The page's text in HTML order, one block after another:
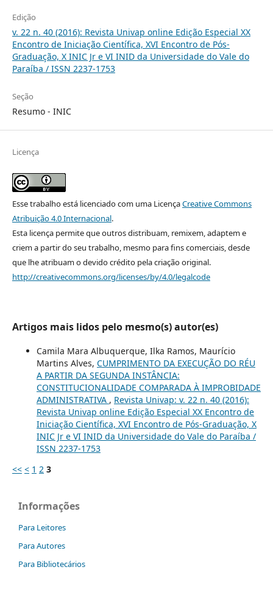
Edição
v. 22 n. 40 (2016): Revista Univap online Edição Especial XX
Encontro de Iniciação Científica, XVI Encontro de Pós-
Graduação, X INIC Jr e VI INID da Universidade do Vale do
Paraíba / ISSN 2237-1753
Seção
Resumo - INIC
Licença
Esse trabalho está licenciado com uma LicençaCreative Commons
Atribuição 4.0 Internacional.
Esta licença permite que outros distribuam, remixem, adaptem e
criem a partir do seu trabalho, mesmo para fins comerciais, desde
que lhe atribuam o devido crédito pela criação original.
http://creativecommons.org/licenses/by/4.0/legalcode
Artigos mais lidos pelo mesmo(s) autor(es)
Camila Mara Albuquerque, Ilka Ramos, Maurício
Martins Alves, CUMPRIMENTO DA EXECUÇÃO DO RÉU
A PARTIR DA SEGUNDA INSTÂNCIA:
CONSTITUCIONALIDADE COMPARADA À IMPROBIDADE
ADMINISTRATIVA , Revista Univap: v. 22 n. 40 (2016):
Revista Univap online Edição Especial XX Encontro de
Iniciação Científica, XVI Encontro de Pós-Graduação, X
INIC Jr e VI INID da Universidade do Vale do Paraíba /
ISSN 2237-1753
<< < 1 2 3
Informações
Para Leitores
Para Autores
Para Bibliotecários